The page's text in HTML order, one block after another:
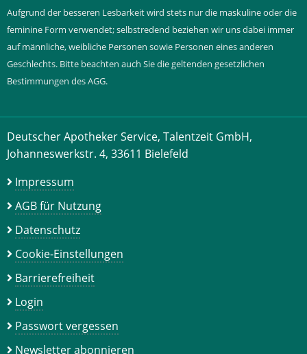
Aufgrund der besseren Lesbarkeit wird stets nur die maskuline oder die
feminine Form verwendet; selbstredend beziehen wir uns dabei immer
auf männliche, weibliche Personen sowie Personen eines anderen
Geschlechts. Bitte beachten auch Sie die geltenden gesetzlichen
Bestimmungen des AGG.
Deutscher Apotheker Service, Talentzeit GmbH,
Johanneswerkstr. 4, 33611 Bielefeld
Impressum
AGB für Nutzung
Datenschutz
Cookie-Einstellungen
Barrierefreiheit
Login
Passwort vergessen
Newsletter abonnieren